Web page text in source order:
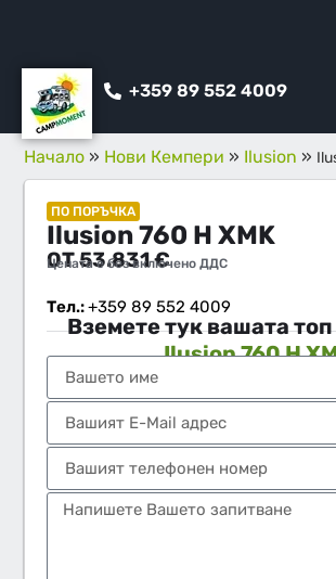
+359 89 552 4009
Начало » Нови Кемпери » Ilusion »
ПО ПОРЪЧКА
Ilusion 760 H XMK
ОТ53.831€
Цената е без включено ДДС
Тел.:+359 89 552 4009
Вземете тук вашата
Ilusion 760 H